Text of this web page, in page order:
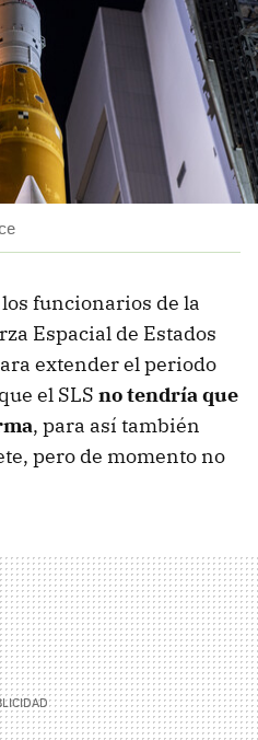
funcionarios de la
Espacial de Estados
extender el periodo
el SLS no tendría que
, para así también
pero de momento no